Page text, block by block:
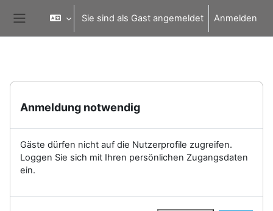
Website-Übersicht
Sie sind als Gast angemeldet Anmelden
Anmeldung notwendig
Gäste dürfen nicht auf die Nutzerprofile zugreifen.
Loggen Sie sich mit Ihren persönlichen Zugangsdaten
ein.